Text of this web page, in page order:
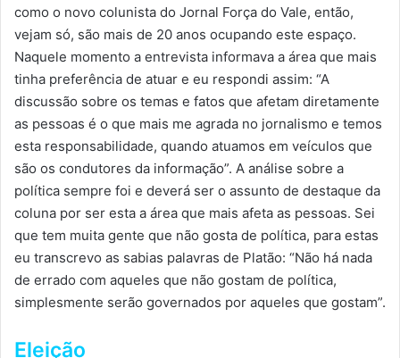
como o novo colunista do Jornal Força do Vale, então,
vejam só, são mais de 20 anos ocupando este espaço.
Naquele momento a entrevista informava a área que mais
tinha preferência de atuar e eu respondi assim: “A
discussão sobre os temas e fatos que afetam diretamente
as pessoas é o que mais me agrada no jornalismo e temos
esta responsabilidade, quando atuamos em veículos que
são os condutores da informação”. A análise sobre a
política sempre foi e deverá ser o assunto de destaque da
coluna por ser esta a área que mais afeta as pessoas. Sei
que tem muita gente que não gosta de política, para estas
eu transcrevo as sabias palavras de Platão: “Não há nada
de errado com aqueles que não gostam de política,
simplesmente serão governados por aqueles que gostam”.
Eleição